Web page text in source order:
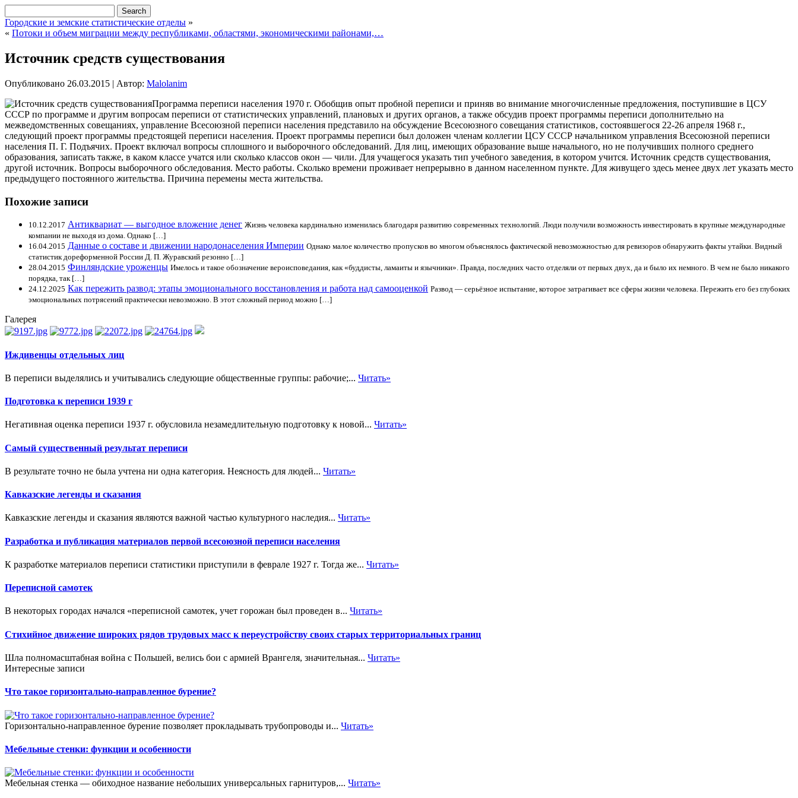
Городские и земские статистические отделы »
« Потоки и объем миграции между республиками, областями, экономическими районами,…
Источник средств существования
Опубликовано 26.03.2015 | Автор: Malolanim
Программа переписи населения 1970 г. Обобщив опыт пробной переписи и приняв во внимание многочисленные предложения, поступившие в ЦСУ
СССР по программе и другим вопросам переписи от статистических управлений, плановых и других органов, а также обсудив проект программы переписи дополнительно на
межведомственных совещаниях, управление Всесоюзной переписи населения представило на обсуждение Всесоюзного совещания статистиков, состоявшегося 22-26 апреля 1968 г.,
следующий проект программы предстоящей переписи населения. Проект программы переписи был доложен членам коллегии ЦСУ СССР начальником управления Всесоюзной переписи
населения П. Г. Подъячих. Проект включал вопросы сплошного и выборочного обследований. Для лиц, имеющих образование выше начального, но не получивших полного среднего
образования, записать также, в каком классе учатся или сколько классов окон — чили. Для учащегося указать тип учебного заведения, в котором учится. Источник средств существования,
другой источник. Вопросы выборочного обследования. Место работы. Сколько времени проживает непрерывно в данном населенном пункте. Для живущего здесь менее двух лет указать место
предыдущего постоянного жительства. Причина перемены места жительства.
Похожие записи
10.12.2017 Антиквариат — выгодное вложение денег Жизнь человека кардинально изменилась благодаря развитию современных технологий. Люди получили возможность инвестировать в крупные международные
компании не выходя из дома. Однако […]
16.04.2015 Данные о составе и движении народонаселения Империи Однако малое количество пропусков во многом объяснялось фактической невозможностью для ревизоров обнаружить факты утайки. Видный
статистик дореформенной России Д. П. Журавский резонно […]
28.04.2015 Финляндские уроженцы Имелось и такое обозначение вероисповедания, как «буддисты, ламаиты и язычники». Правда, последних часто отделяли от первых двух, да и было их немного. В чем не было никакого
порядка, так […]
24.12.2025 Как пережить развод: этапы эмоционального восстановления и работа над самооценкой Развод — серьёзное испытание, которое затрагивает все сферы жизни человека. Пережить его без глубоких
эмоциональных потрясений практически невозможно. В этот сложный период можно […]
Галерея
Иждивенцы отдельных лиц
В переписи выделялись и учитывались следующие общественные группы: рабочие;... Читать»
Подготовка к переписи 1939 г
Негативная оценка переписи 1937 г. обусловила незамедлительную подготовку к новой... Читать»
Самый существенный результат переписи
В результате точно не была учтена ни одна категория. Неясность для людей... Читать»
Кавказские легенды и сказания
Кавказские легенды и сказания являются важной частью культурного наследия... Читать»
Разработка и публикация материалов первой всесоюзной переписи населения
К разработке материалов переписи статистики приступили в феврале 1927 г. Тогда же... Читать»
Переписной самотек
В некоторых городах начался «переписной самотек, учет горожан был проведен в... Читать»
Стихийное движение широких рядов трудовых масс к переустройству своих старых территориальных границ
Шла полномасштабная война с Польшей, велись бои с армией Врангеля, значительная... Читать»
Интересные записи
Что такое горизонтально-направленное бурение?
Горизонтально-направленное бурение позволяет прокладывать трубопроводы и... Читать»
Мебельные стенки: функции и особенности
Мебельная стенка — обиходное название небольших универсальных гарнитуров,... Читать»